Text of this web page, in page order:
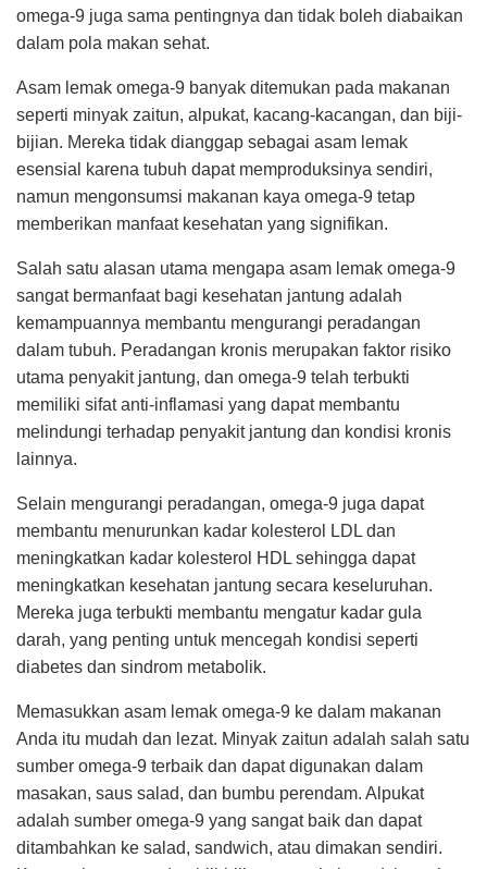
omega-9 juga sama pentingnya dan tidak boleh diabaikan
dalam pola makan sehat.
Asam lemak omega-9 banyak ditemukan pada makanan
seperti minyak zaitun, alpukat, kacang-kacangan, dan biji-
bijian. Mereka tidak dianggap sebagai asam lemak
esensial karena tubuh dapat memproduksinya sendiri,
namun mengonsumsi makanan kaya omega-9 tetap
memberikan manfaat kesehatan yang signifikan.
Salah satu alasan utama mengapa asam lemak omega-9
sangat bermanfaat bagi kesehatan jantung adalah
kemampuannya membantu mengurangi peradangan
dalam tubuh. Peradangan kronis merupakan faktor risiko
utama penyakit jantung, dan omega-9 telah terbukti
memiliki sifat anti-inflamasi yang dapat membantu
melindungi terhadap penyakit jantung dan kondisi kronis
lainnya.
Selain mengurangi peradangan, omega-9 juga dapat
membantu menurunkan kadar kolesterol LDL dan
meningkatkan kadar kolesterol HDL sehingga dapat
meningkatkan kesehatan jantung secara keseluruhan.
Mereka juga terbukti membantu mengatur kadar gula
darah, yang penting untuk mencegah kondisi seperti
diabetes dan sindrom metabolik.
Memasukkan asam lemak omega-9 ke dalam makanan
Anda itu mudah dan lezat. Minyak zaitun adalah salah satu
sumber omega-9 terbaik dan dapat digunakan dalam
masakan, saus salad, dan bumbu perendam. Alpukat
adalah sumber omega-9 yang sangat baik dan dapat
ditambahkan ke salad, sandwich, atau dimakan sendiri.